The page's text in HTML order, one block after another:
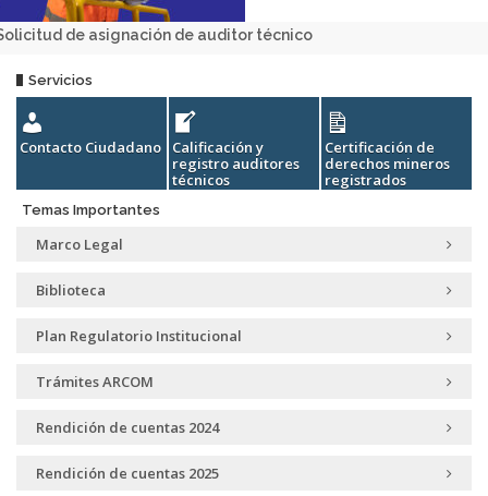
de asignación de auditor técnico
Servicios
Contacto Ciudadano
Calificación y
registro auditores
técnicos
Certificación de
derechos mineros
registrados
Temas Importantes
Marco Legal
Biblioteca
Plan Regulatorio Institucional
Trámites ARCOM
Rendición de cuentas 2024
Rendición de cuentas 2025